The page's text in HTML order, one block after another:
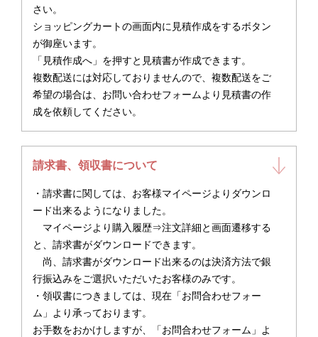
さい。
ショッピングカートの画面内に見積作成をするボタン
が御座います。
「見積作成へ」を押すと見積書が作成できます。
複数配送には対応しておりませんので、複数配送をご
希望の場合は、お問い合わせフォームより見積書の作
成を依頼してください。
請求書、領収書について
・請求書に関しては、お客様マイページよりダウンロ
ード出来るようになりました。
マイページより購入履歴⇒注文詳細と画面遷移する
と、請求書がダウンロードできます。
尚、請求書がダウンロード出来るのは決済方法で銀
行振込みをご選択いただいたお客様のみです。
・領収書につきましては、現在「お問合わせフォー
ム」より承っております。
お手数をおかけしますが、「お問合わせフォーム」よ